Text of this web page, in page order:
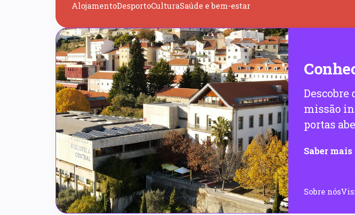
AlojamentoDesportoCulturaSaúde e bem-estar
Descobre
missão
portas
Saber mais
Sobre nós